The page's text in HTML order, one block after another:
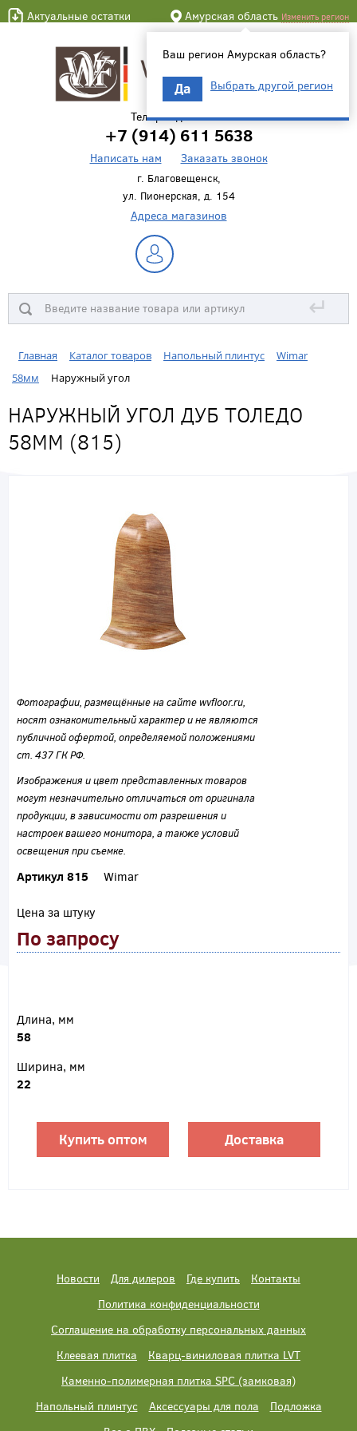
Актуальные остатки Амурская область Изменить регион
Ваш регион Амурская область?
Да Выбрать другой регион
Телефон для связи
+7 (914) 611 5638
Написать нам Заказать звонок
г. Благовещенск,
ул. Пионерская, д. 154
Адреса магазинов
↵
Главная Каталог товаров Напольный плинтус
Wimar
58мм
Наружный угол
НАРУЖНЫЙ УГОЛ ДУБ ТОЛЕДО
58ММ (815)
Фотографии, размещённые на сайте wvfloor.ru,
носят ознакомительный характер и не являются
публичной офертой, определяемой положениями
ст. 437 ГК РФ.
Изображения и цвет представленных товаров
могут незначительно отличаться от оригинала
продукции, в зависимости от разрешения и
настроек вашего монитора, а также условий
освещения при съемке.
Артикул 815 Wimar
Цена за штуку
По запросу
Длина, мм
58
Ширина, мм
22
Купить оптом Доставка
Новости Для дилеров Где купить
Контакты
Политика конфиденциальности
Соглашение на обработку персональных данных
Клеевая плитка
Кварц-виниловая плитка LVT
Каменно-полимерная плитка SPC (замковая)
Напольный плинтус
Аксессуары для пола
Подложка